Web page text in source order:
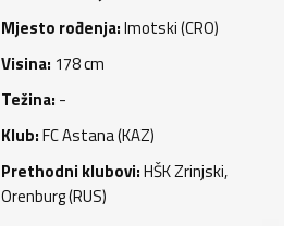
Mjesto rođenja:Imotski (CRO)
Visina: 178 cm
Težina: -
Klub:FC Astana (KAZ)
Prethodni klubovi:HŠK Zrinjski,
Orenburg (RUS)